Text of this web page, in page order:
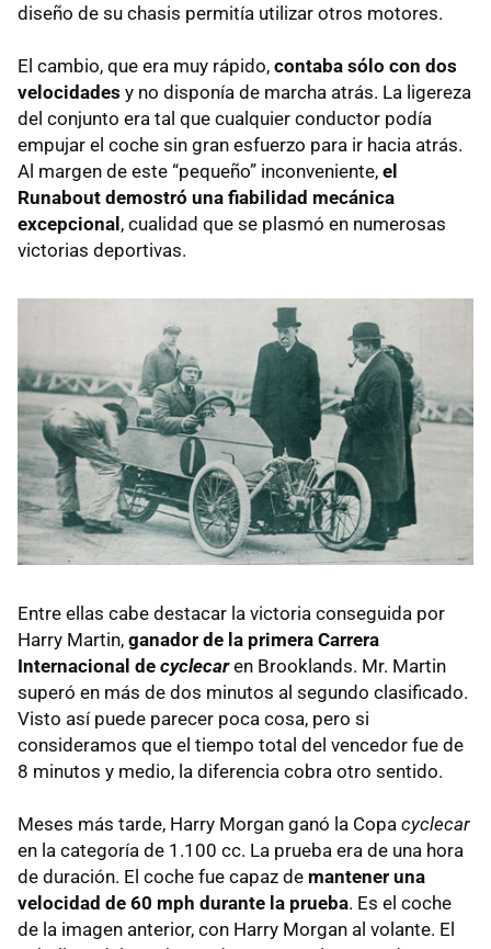
diseño de su chasis permitía utilizar otros motores.
El cambio, que era muy rápido, contaba sólo con dos
velocidades y no disponía de marcha atrás. La ligereza
del conjunto era tal que cualquier conductor podía
empujar el coche sin gran esfuerzo para ir hacia atrás.
Al margen de este “pequeño” inconveniente, el
Runabout demostró una fiabilidad mecánica
excepcional, cualidad que se plasmó en numerosas
victorias deportivas.
Entre ellas cabe destacar la victoria conseguida por
Harry Martin, ganador de la primera Carrera
Internacional de cyclecaren Brooklands. Mr. Martin
superó en más de dos minutos al segundo clasificado.
Visto así puede parecer poca cosa, pero si
consideramos que el tiempo total del vencedor fue de
8 minutos y medio, la diferencia cobra otro sentido.
Meses más tarde, Harry Morgan ganó la Copa cyclecar
en la categoría de 1.100 cc. La prueba era de una hora
de duración. El coche fue capaz de mantener una
velocidad de 60 mph durante la prueba. Es el coche
de la imagen anterior, con Harry Morgan al volante. El